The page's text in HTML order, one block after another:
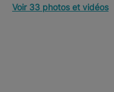
Voir 33 photos et vidéos